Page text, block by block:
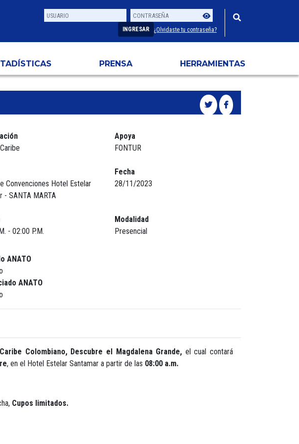
Usuario
Contraseña
INGRESAR ¿Olvidaste tu contraseña?
PRENSA HERRAMIENTAS
Apoya
FONTUR
Convenciones Hotel Estelar
- SANTA MARTA
Fecha
28/11/2023
- 02:00 P.M.
Modalidad
Presencial
ANATO
ANATO
Colombiano, Descubre el Magdalena Grande, el cual contará
, en el Hotel Estelar Santamar a partir de las 08:00 a.m.
Cupos limitados.